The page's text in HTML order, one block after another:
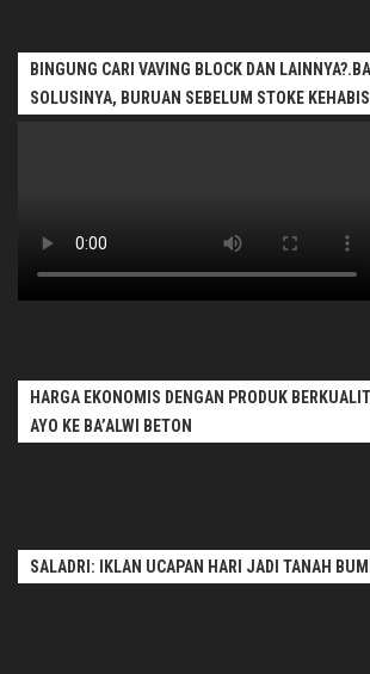
BINGUNG CARI VAVING BLOCK DAN
SOLUSINYA, BURUAN SEBELUM STOKE
HARGA EKONOMIS DENGAN PRODUK
AYO KE BA’ALWI BETON
SALADRI: IKLAN UCAPAN HARI JADI TANAH